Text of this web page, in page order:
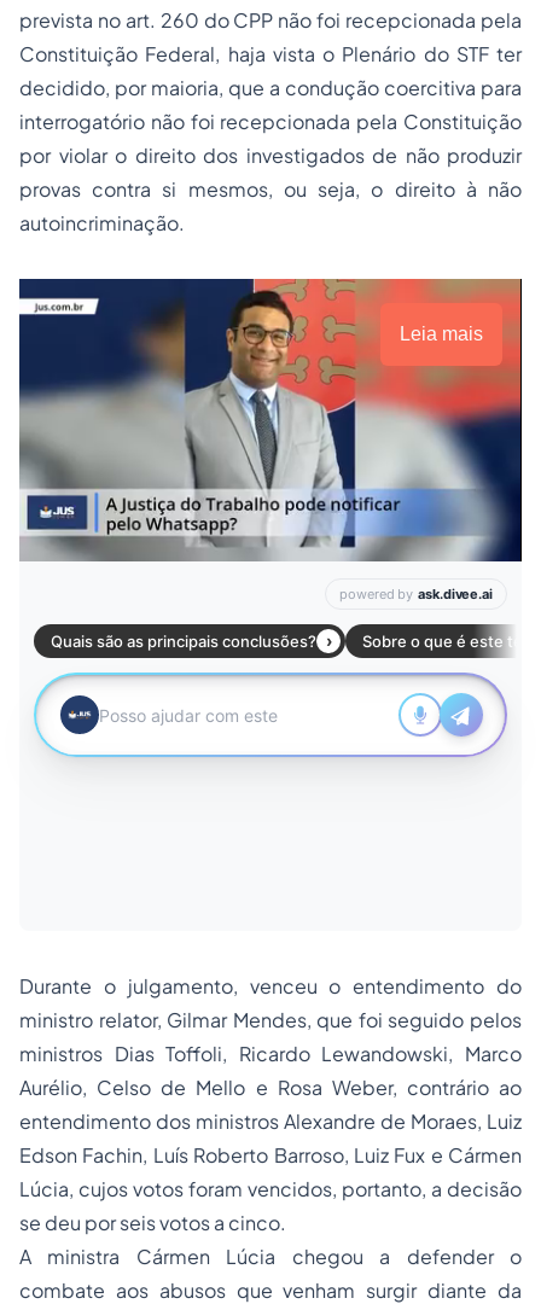
prevista no art. 260 do CPP não foi recepcionada pela
Constituição Federal, haja vista o Plenário do STF ter
decidido, por maioria, que a condução coercitiva para
interrogatório não foi recepcionada pela Constituição
por violar o direito dos investigados de não produzir
provas contra si mesmos, ou seja, o direito à não
autoincriminação.
Leia mais
Durante o julgamento, venceu o entendimento do
ministro relator, Gilmar Mendes, que foi seguido pelos
ministros Dias Toffoli, Ricardo Lewandowski, Marco
Aurélio, Celso de Mello e Rosa Weber, contrário ao
entendimento dos ministros Alexandre de Moraes, Luiz
Edson Fachin, Luís Roberto Barroso, Luiz Fux e Cármen
Lúcia, cujos votos foram vencidos, portanto, a decisão
se deu por seis votos a cinco.
A ministra Cármen Lúcia chegou a defender o
combate aos abusos que venham surgir diante da